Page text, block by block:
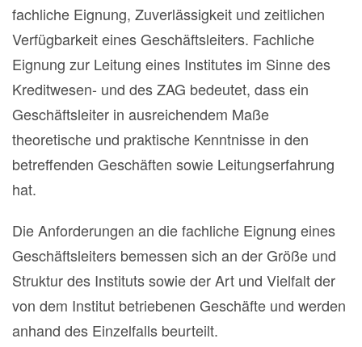
fachliche Eignung, Zuverlässigkeit und zeitlichen
Verfügbarkeit eines Geschäftsleiters. Fachliche
Eignung zur Leitung eines Institutes im Sinne des
Kreditwesen- und des ZAG bedeutet, dass ein
Geschäftsleiter in ausreichendem Maße
theoretische und praktische Kenntnisse in den
betreffenden Geschäften sowie Leitungserfahrung
hat.
Die Anforderungen an die fachliche Eignung eines
Geschäftsleiters bemessen sich an der Größe und
Struktur des Instituts sowie der Art und Vielfalt der
von dem Institut betriebenen Geschäfte und werden
anhand des Einzelfalls beurteilt.